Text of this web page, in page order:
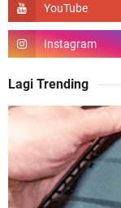
Lagi Trending